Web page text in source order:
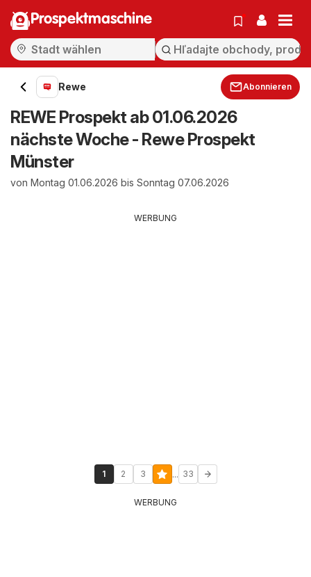
Prospektmaschine
Rewe Abonnieren
REWE Prospekt ab 01.06.2026
nächste Woche - Rewe Prospekt
Münster
von Montag 01.06.2026 bis Sonntag 07.06.2026
WERBUNG
1 2 3 ... 33
WERBUNG